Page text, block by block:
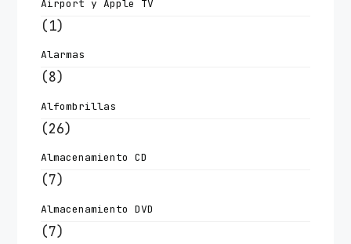
Airport y Apple TV
(1)
Alarmas
(8)
Alfombrillas
(26)
Almacenamiento CD
(7)
Almacenamiento DVD
(7)